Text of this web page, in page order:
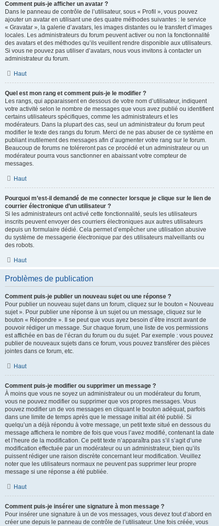
Comment puis-je afficher un avatar ?
Dans le panneau de contrôle de l’utilisateur, sous « Profil », vous pouvez
ajouter un avatar en utilisant une des quatre méthodes suivantes : le service
« Gravatar », la galerie d’avatars, les images distantes ou le transfert d’images
locales. Les administrateurs du forum peuvent activer ou non la fonctionnalité
des avatars et des méthodes qu’ils veuillent rendre disponible aux utilisateurs.
Si vous ne pouvez pas utiliser d’avatars, nous vous invitons à contacter un
administrateur du forum.
Haut
Quel est mon rang et comment puis-je le modifier ?
Les rangs, qui apparaissent en dessous de votre nom d’utilisateur, indiquent
votre activité selon le nombre de messages que vous avez publié ou identifient
certains utilisateurs spécifiques, comme les administrateurs et les
modérateurs. Dans la plupart des cas, seul un administrateur du forum peut
modifier le texte des rangs du forum. Merci de ne pas abuser de ce système en
publiant inutilement des messages afin d’augmenter votre rang sur le forum.
Beaucoup de forums ne toléreront pas ce procédé et un administrateur ou un
modérateur pourra vous sanctionner en abaissant votre compteur de
messages.
Haut
Pourquoi m’est-il demandé de me connecter lorsque je clique sur le lien de
courrier électronique d’un utilisateur ?
Si les administrateurs ont activé cette fonctionnalité, seuls les utilisateurs
inscrits peuvent envoyer des courriers électroniques aux autres utilisateurs
depuis un formulaire dédié. Cela permet d’empêcher une utilisation abusive
du système de messagerie électronique par des utilisateurs malveillants ou
des robots.
Haut
Problèmes de publication
Comment puis-je publier un nouveau sujet ou une réponse ?
Pour publier un nouveau sujet dans un forum, cliquez sur le bouton « Nouveau
sujet ». Pour publier une réponse à un sujet ou un message, cliquez sur le
bouton « Répondre ». Il se peut que vous ayez besoin d’être inscrit avant de
pouvoir rédiger un message. Sur chaque forum, une liste de vos permissions
est affichée en bas de l’écran du forum ou du sujet. Par exemple : vous pouvez
publier de nouveaux sujets dans ce forum, vous pouvez transférer des pièces
jointes dans ce forum, etc.
Haut
Comment puis-je modifier ou supprimer un message ?
À moins que vous ne soyez un administrateur ou un modérateur du forum,
vous ne pouvez modifier ou supprimer que vos propres messages. Vous
pouvez modifier un de vos messages en cliquant le bouton adéquat, parfois
dans une limite de temps après que le message initial ait été publié. Si
quelqu’un a déjà répondu à votre message, un petit texte situé en dessous du
message affichera le nombre de fois que vous l’avez modifié, contenant la date
et l’heure de la modification. Ce petit texte n’apparaîtra pas s’il s’agit d’une
modification effectuée par un modérateur ou un administrateur, bien qu’ils
puissent rédiger une raison discrète concernant leur modification. Veuillez
noter que les utilisateurs normaux ne peuvent pas supprimer leur propre
message si une réponse a été publiée.
Haut
Comment puis-je insérer une signature à mon message ?
Pour insérer une signature à un de vos messages, vous devez tout d’abord en
créer une depuis le panneau de contrôle de l’utilisateur. Une fois créée, vous